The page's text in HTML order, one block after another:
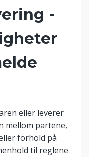
-
eller leverer
mellom partene,
forhold på
til reglene